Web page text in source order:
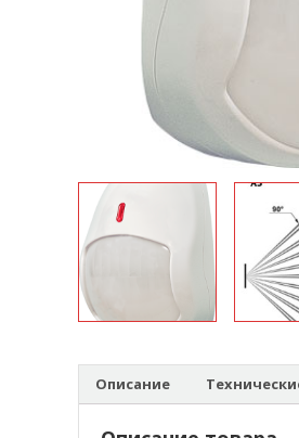
Описание